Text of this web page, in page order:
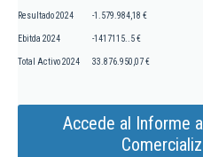
Resultado 2024 -1.579.984,18 €
Ebitda 2024 -1417115..5 €
Total Activo 2024 33.876.950,07 €
Accede al Informe